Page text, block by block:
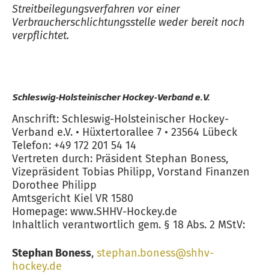
Streitbeilegungsverfahren vor einer
Verbraucherschlichtungsstelle weder bereit noch
verpflichtet.
Schleswig-Holsteinischer Hockey-Verband e.V.
Anschrift: Schleswig-Holsteinischer Hockey-
Verband e.V. • Hüxtertorallee 7 • 23564 Lübeck
Telefon: +49 172 201 54 14
Vertreten durch: Präsident Stephan Boness,
Vizepräsident Tobias Philipp, Vorstand Finanzen
Dorothee Philipp
Amtsgericht Kiel VR 1580
Homepage: www.SHHV-Hockey.de
Inhaltlich verantwortlich gem. § 18 Abs. 2 MStV:
Stephan Boness, stephan.boness@shhv-
hockey.de